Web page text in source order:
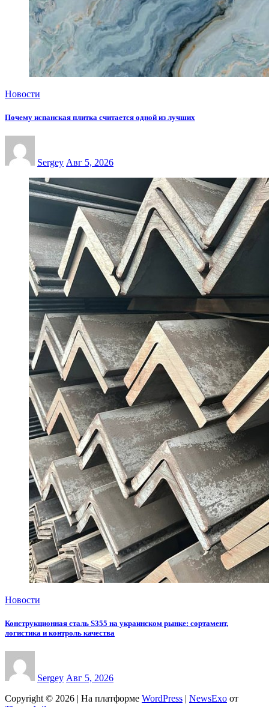
Новости
Почему испанская плитка считается одной из лучших
Sergey Авг 5, 2026
Новости
Конструкционная сталь S355 на украинском рынке: сортамент,
логистика и контроль качества
Sergey Авг 5, 2026
Copyright © 2026 | На платформе WordPress NewsExo от